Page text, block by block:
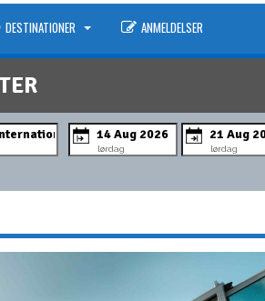
DESTINATIONER ANMELDELSER
lørdag lørdag